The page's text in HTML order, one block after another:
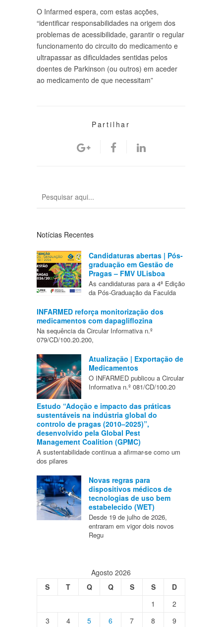
O Infarmed espera, com estas acções,
“identificar responsabilidades na origem dos
problemas de acessibilidade, garantir o regular
funcionamento do circuito do medicamento e
ultrapassar as dificuldades sentidas pelos
doentes de Parkinson (ou outros) em aceder
ao medicamento de que necessitam”
Partilhar
Notícias Recentes
Candidaturas abertas | Pós-
graduação em Gestão de
Pragas – FMV ULisboa
As candidaturas para a 4ª Edição
da Pós-Graduação da Faculda
INFARMED reforça monitorização dos
medicamentos com dapagliflozina
Na sequência da Circular Informativa n.º
079/CD/100.20.200,
Atualização | Exportação de
Medicamentos
O INFARMED publicou a Circular
Informativa n.º 081/CD/100.20
Estudo “Adoção e impacto das práticas
sustentáveis na indústria global do
controlo de pragas (2010–2025)”,
desenvolvido pela Global Pest
Management Coalition (GPMC)
A sustentabilidade continua a afirmar-se como um
dos pilares
Novas regras para
dispositivos médicos de
tecnologias de uso bem
estabelecido (WET)
Desde 19 de julho de 2026,
entraram em vigor dois novos
Regu
Agosto 2026
S
T Q Q S S
D
1
2
3
4 5 6 7 8
9